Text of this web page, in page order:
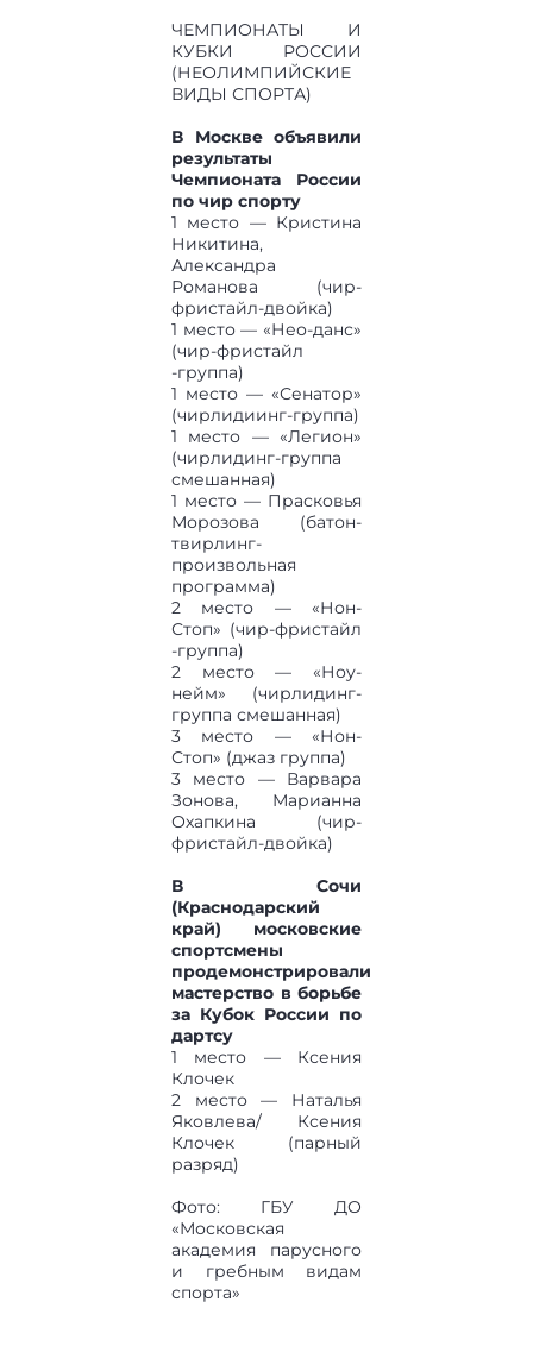
ЧЕМПИОНАТЫ И
КУБКИ РОССИИ
(НЕОЛИМПИЙСКИЕ
ВИДЫ СПОРТА)
В Москве объявили
результаты
Чемпионата России
по чир спорту
1 место — Кристина
Никитина,
Александра
Романова (чир-
фристайл-двойка)
1 место — «Нео-данс»
(чир-фристайл
-группа)
1 место — «Сенатор»
(чирлидиинг-группа)
1 место — «Легион»
(чирлидинг-группа
смешанная)
1 место — Прасковья
Морозова (батон-
твирлинг-
произвольная
программа)
2 место — «Нон-
Стоп» (чир-фристайл
-группа)
2 место — «Ноу-
нейм» (чирлидинг-
группа смешанная)
3 место — «Нон-
Стоп» (джаз группа)
3 место — Варвара
Зонова, Марианна
Охапкина (чир-
фристайл-двойка)
В Сочи
(Краснодарский
край) московские
спортсмены
продемонстрировали
мастерство в борьбе
за Кубок России по
дартсу
1 место — Ксения
Клочек
2 место — Наталья
Яковлева/ Ксения
Клочек (парный
разряд)
Фото: ГБУ ДО
«Московская
академия парусного
и гребным видам
спорта»